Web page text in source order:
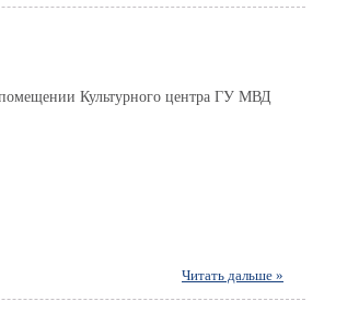
помещении Культурного центра ГУ МВД
Читать дальше »